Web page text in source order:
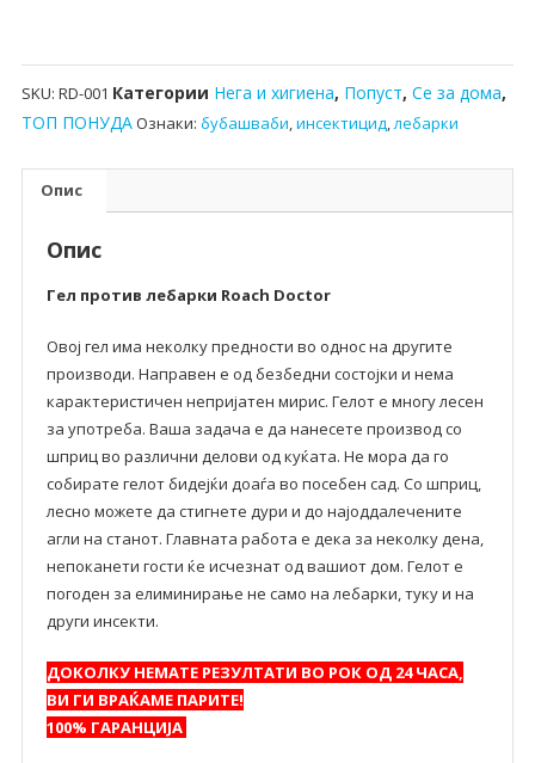
-
100%
ефикасно
SKU: RD-001 Категории Нега и хигиена, Попуст, Се за дома,
ТОП ПОНУДАОзнаки: бубашваби,инсектицид,лебарки
Опис
Опис
Гел против лебарки Roach Doctor
Овој гел има неколку предности во однос на другите
производи. Направен е од безбедни состојки и нема
карактеристичен непријатен мирис. Гелот е многу лесен
за употреба. Ваша задача е да нанесете производ со
шприц во различни делови од куќата. Не мора да го
собирате гелот бидејќи доаѓа во посебен сад. Со шприц,
лесно можете да стигнете дури и до најоддалечените
агли на станот. Главната работа е дека за неколку дена,
непоканети гости ќе исчезнат од вашиот дом. Гелот е
погоден за елиминирање не само на лебарки, туку и на
други инсекти.
ДОКОЛКУ НЕМАТЕ РЕЗУЛТАТИ ВО РОК ОД 24 ЧАСА,
ВИ ГИ ВРАЌАМЕ ПАРИТЕ!
100% ГАРАНЦИЈА